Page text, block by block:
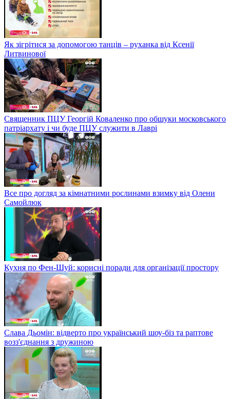
Як зігрітися за допомогою танців – руханка від Ксенії
Литвинової
Священник ПЦУ Георгій Коваленко про обшуки московського
патріархату і чи буде ПЦУ служити в Лаврі
Все про догляд за кімнатними рослинами взимку від Олени
Самойлюк
Кухня по Фен-Шуй: корисні поради для організації простору
Слава Дьомін: відверто про український шоу-біз та раптове
возз'єднання з дружиною